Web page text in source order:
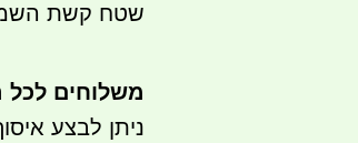
שטח קשת השמשיה
משלוחים לכל
ניתן לבצע איסוף